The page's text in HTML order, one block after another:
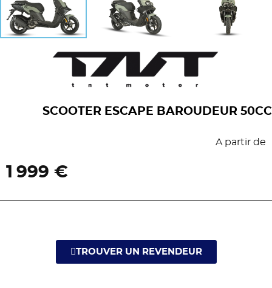
SCOOTER ESCAPE BAROUDEUR 50CC
A partir de
1 999 €
TROUVER UN REVENDEUR